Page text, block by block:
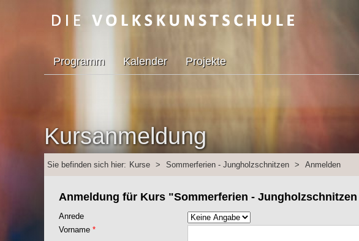
Programm Kalender Projekte
Kursanmeldung
Sie befinden sich hier: Kurse > Sommerferien - Jungholzschnitzen > Anmelden
Anmeldung für Kurs "Sommerferien - Jungholzschnitzen
Anrede
Vorname *